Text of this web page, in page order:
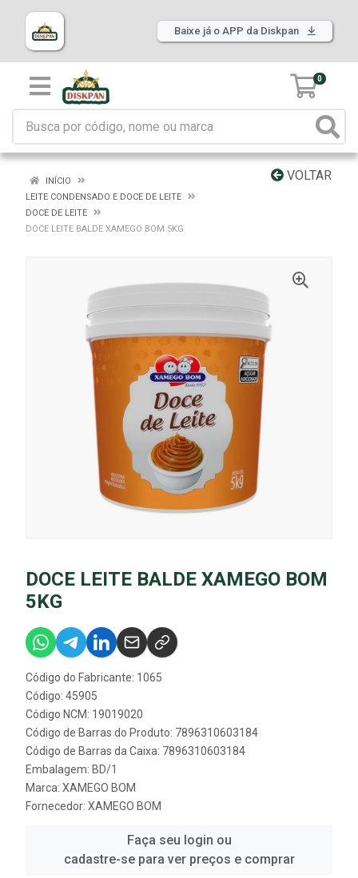
Baixe já o APP da Diskpan
0
VOLTAR
INÍCIO
LEITE CONDENSADO E DOCE DE LEITE
DOCE DE LEITE
DOCE LEITE BALDE XAMEGO BOM 5KG
DOCE LEITE BALDE XAMEGO BOM
5KG
Código do Fabricante: 1065
Código: 45905
Código NCM: 19019020
Código de Barras do Produto: 7896310603184
Código de Barras da Caixa: 7896310603184
Embalagem: BD/1
Marca: XAMEGO BOM
Fornecedor: XAMEGO BOM
Faça seu login ou
cadastre-se para ver preços e comprar